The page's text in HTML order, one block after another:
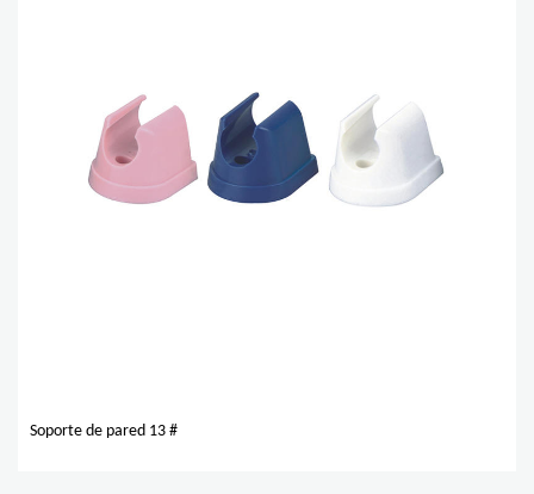
Soporte de pared 13 #